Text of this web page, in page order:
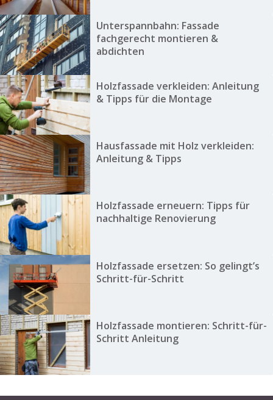
Unterspannbahn: Fassade
fachgerecht montieren &
abdichten
Holzfassade verkleiden: Anleitung
& Tipps für die Montage
Hausfassade mit Holz verkleiden:
Anleitung & Tipps
Holzfassade erneuern: Tipps für
nachhaltige Renovierung
Holzfassade ersetzen: So gelingt’s
Schritt-für-Schritt
Holzfassade montieren: Schritt-für-
Schritt Anleitung